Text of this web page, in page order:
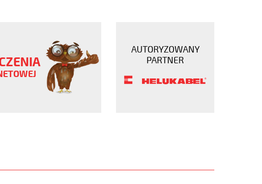
AUTORYZOWANY
PARTNER